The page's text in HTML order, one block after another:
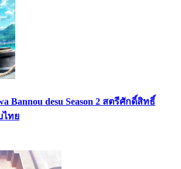
Bannou desu Season 2 สตรีศักดิ์สิทธิ์
ไทย